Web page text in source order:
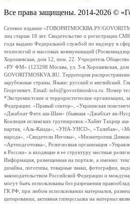
Все права защищены. 2014-2026 ©
Сетевое издание «ГОВОРИТМОСКВА.РУ/
лиц старше 16 лет. Свидетельство о регистрации
года выдано Федеральной службой по надзору в
технологий и массовых коммуникаций
Хорошевская, дом 12, пом. 22. Учредитель Общество
«РУ ФМ» (123298 Москва, ул. 3-я Хорошевская, дом
GOVORITMOSKVA.RU. Территория
зарубежные страны. Языки: русский и английский.
Георгиевич. Email: info@govoritmoskva.ru. Номер
*Экстремистские и террористические организации,
Федерации: «Правый сектор», «Украинская
«Джабхат Фатх аш-Шам» (бывшая «Джабхат ан-
Коалиция исламских группировок «Хайят Тахрир
партия, «Аль-Каида», «УНА-УНСО», «Талибан»,
народа», «Свидетели Иеговы», «Мизантропик
«Артподготовка», Религиозная организация
в России» и входящие в ее структуру местные
Информация, размещенная на портале, а именно:
дизайна, логотипы, товарные знаки, фотографии,
законодательством Российской Федерации и
могут быть использованы без разрешения
ГК РФ, при любом использовании материалов,
цитировании, активная гиперссылка на материал